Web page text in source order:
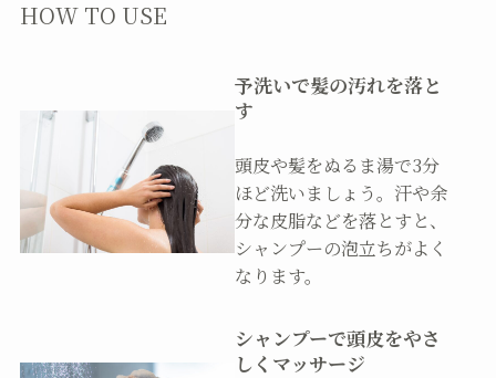
HOW TO USE
予洗いで髪の汚れを落と
す
頭皮や髪をぬるま湯で3分
ほど洗いましょう。汗や余
分な皮脂などを落とすと、
シャンプーの泡立ちがよく
なります。
シャンプーで頭皮をやさ
しくマッサージ